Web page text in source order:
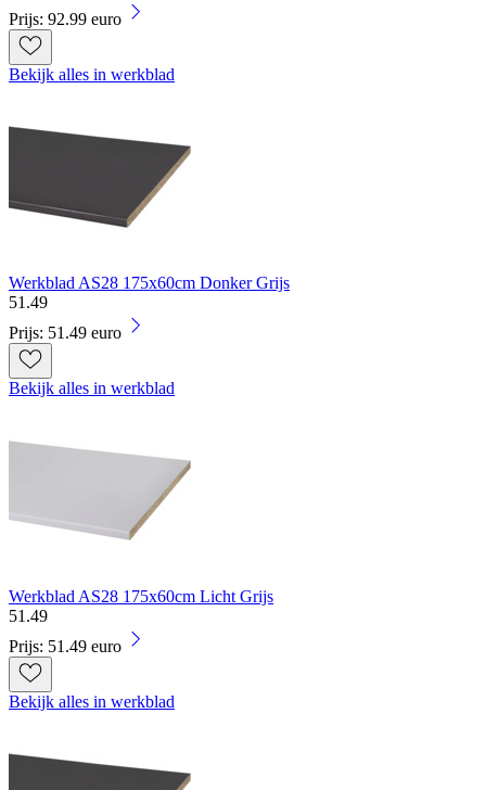
Prijs: 92.99 euro
Bekijk alles in werkblad
Werkblad AS28 175x60cm Donker Grijs
51.49
Prijs: 51.49 euro
Bekijk alles in werkblad
Werkblad AS28 175x60cm Licht Grijs
51.49
Prijs: 51.49 euro
Bekijk alles in werkblad